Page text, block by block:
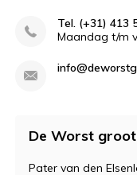
Tel. (+31) 413
Maandag t/m
De Worst
Pater van den